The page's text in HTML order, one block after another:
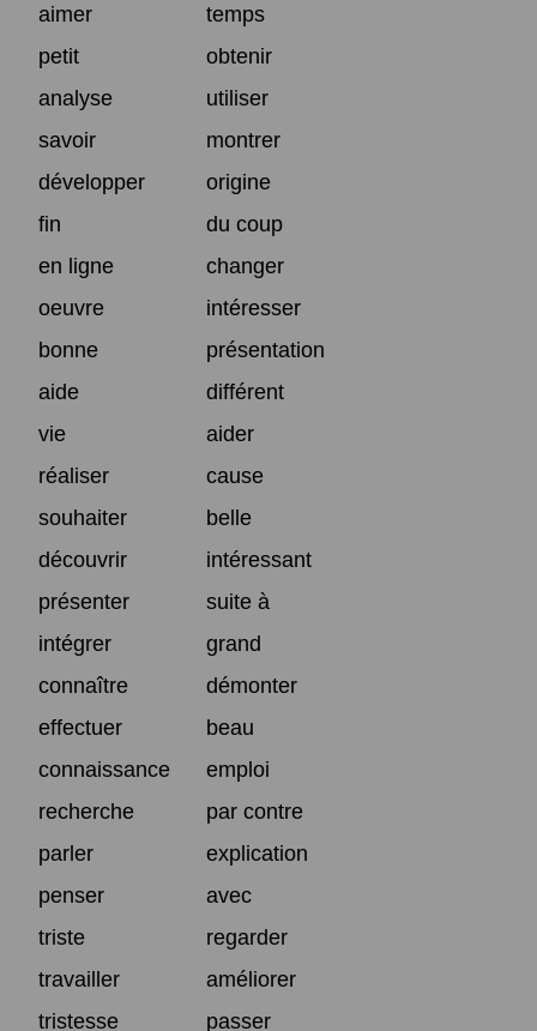
aimer
temps
petit
obtenir
analyse
utiliser
savoir
montrer
développer
origine
fin
du coup
en ligne
changer
oeuvre
intéresser
bonne
présentation
aide
différent
vie
aider
réaliser
cause
souhaiter
belle
découvrir
intéressant
présenter
suite à
intégrer
grand
connaître
démonter
effectuer
beau
connaissance
emploi
recherche
par contre
parler
explication
penser
avec
triste
regarder
travailler
améliorer
tristesse
passer